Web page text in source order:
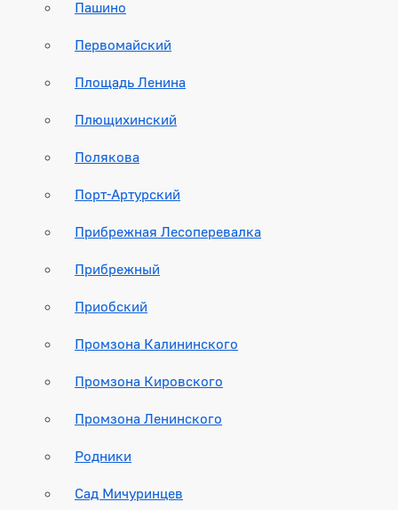
Пашино
Первомайский
Площадь Ленина
Плющихинский
Полякова
Порт-Артурский
Прибрежная Лесоперевалка
Прибрежный
Приобский
Промзона Калининского
Промзона Кировского
Промзона Ленинского
Родники
Сад Мичуринцев